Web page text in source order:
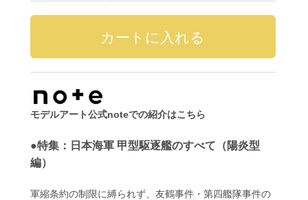
モデルアート公式noteでの紹介はこちら
●特集：日本海軍 甲型駆逐艦のすべて（陽炎型
編）
軍縮条約の制限に縛られず、友鶴事件・第四艦隊事件の